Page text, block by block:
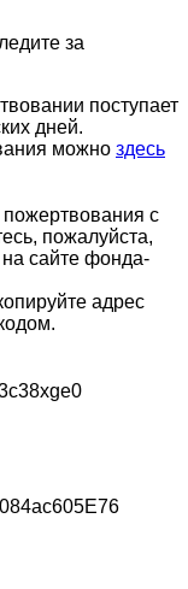
за
поступает
дней.
можно здесь
с
пожалуйста,
сайте фонда-
адрес
.